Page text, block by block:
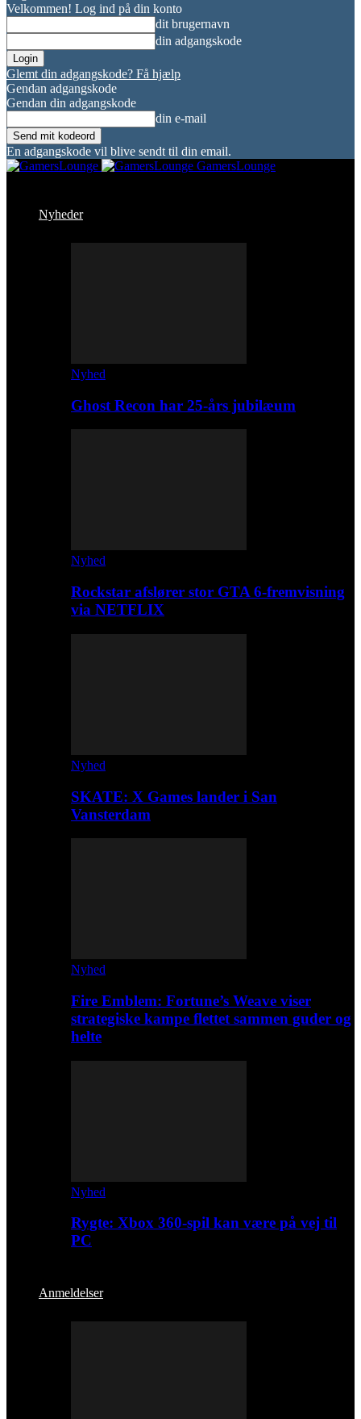
Velkommen! Log ind på din konto
dit brugernavn
din adgangskode
Glemt din adgangskode? Få hjælp
Gendan adgangskode
Gendan din adgangskode
din e-mail
En adgangskode vil blive sendt til din email.
GamersLounge
Nyheder
Nyhed
Ghost Recon har 25-års jubilæum
Nyhed
Rockstar afslører stor GTA 6-fremvisning
via NETFLIX
Nyhed
SKATE: X Games lander i San
Vansterdam
Nyhed
Fire Emblem: Fortune’s Weave viser
strategiske kampe flettet sammen guder og
helte
Nyhed
Rygte: Xbox 360-spil kan være på vej til
PC
Anmeldelser